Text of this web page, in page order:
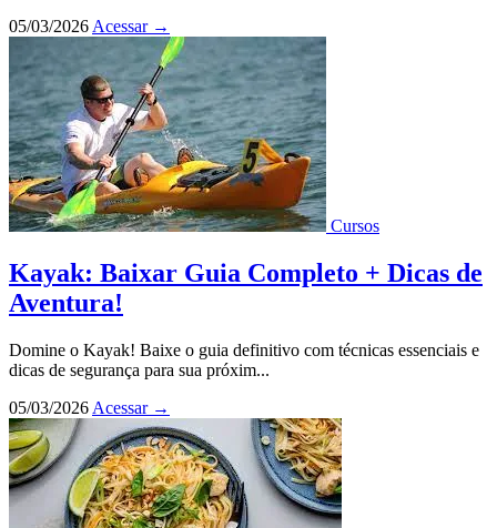
05/03/2026 Acessar →
Cursos
Kayak: Baixar Guia Completo + Dicas de
Aventura!
Domine o Kayak! Baixe o guia definitivo com técnicas essenciais e
dicas de segurança para sua próxim...
05/03/2026 Acessar →